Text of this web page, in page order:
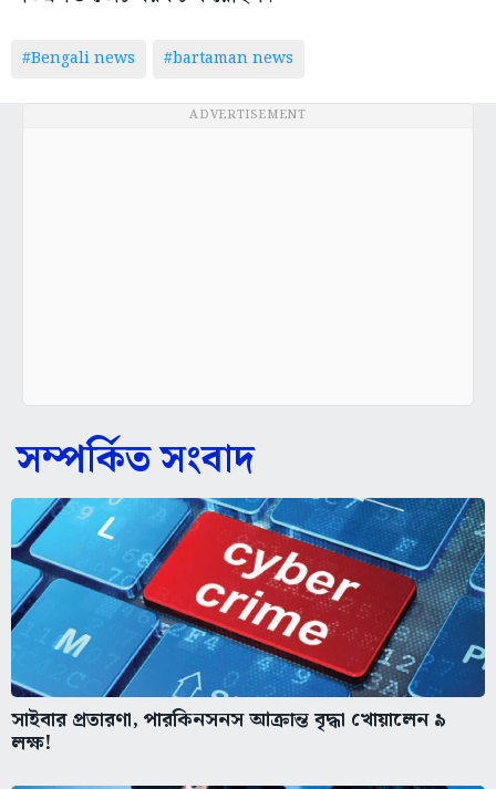
#Bengali news #bartaman news
ADVERTISEMENT
সম্পর্কিত সংবাদ
সাইবার প্রতারণা, পারকিনসনস আক্রান্ত বৃদ্ধা খোয়ালেন ৯
লক্ষ!